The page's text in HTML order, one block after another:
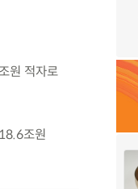
원 적자로
조원